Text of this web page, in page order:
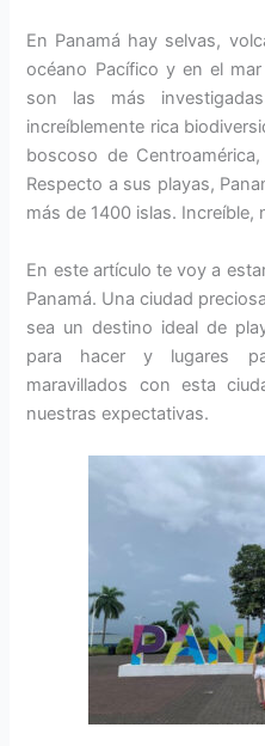
En Panamá hay selvas,
océano Pacífico y en el
son las más
increíblemente rica
boscoso de
Respecto a sus playas,
más de 1400 islas. Increíble,
En este artículo te voy a
Panamá. Una ciudad
sea un destino ideal de
para hacer y lugares
maravillados con esta
nuestras expectativas.